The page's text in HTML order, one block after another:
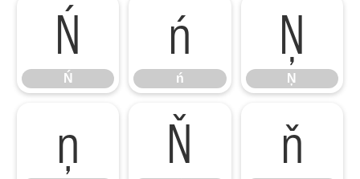
Ń
Ń
ń
ń
Ņ
Ņ
ņ Ň ň